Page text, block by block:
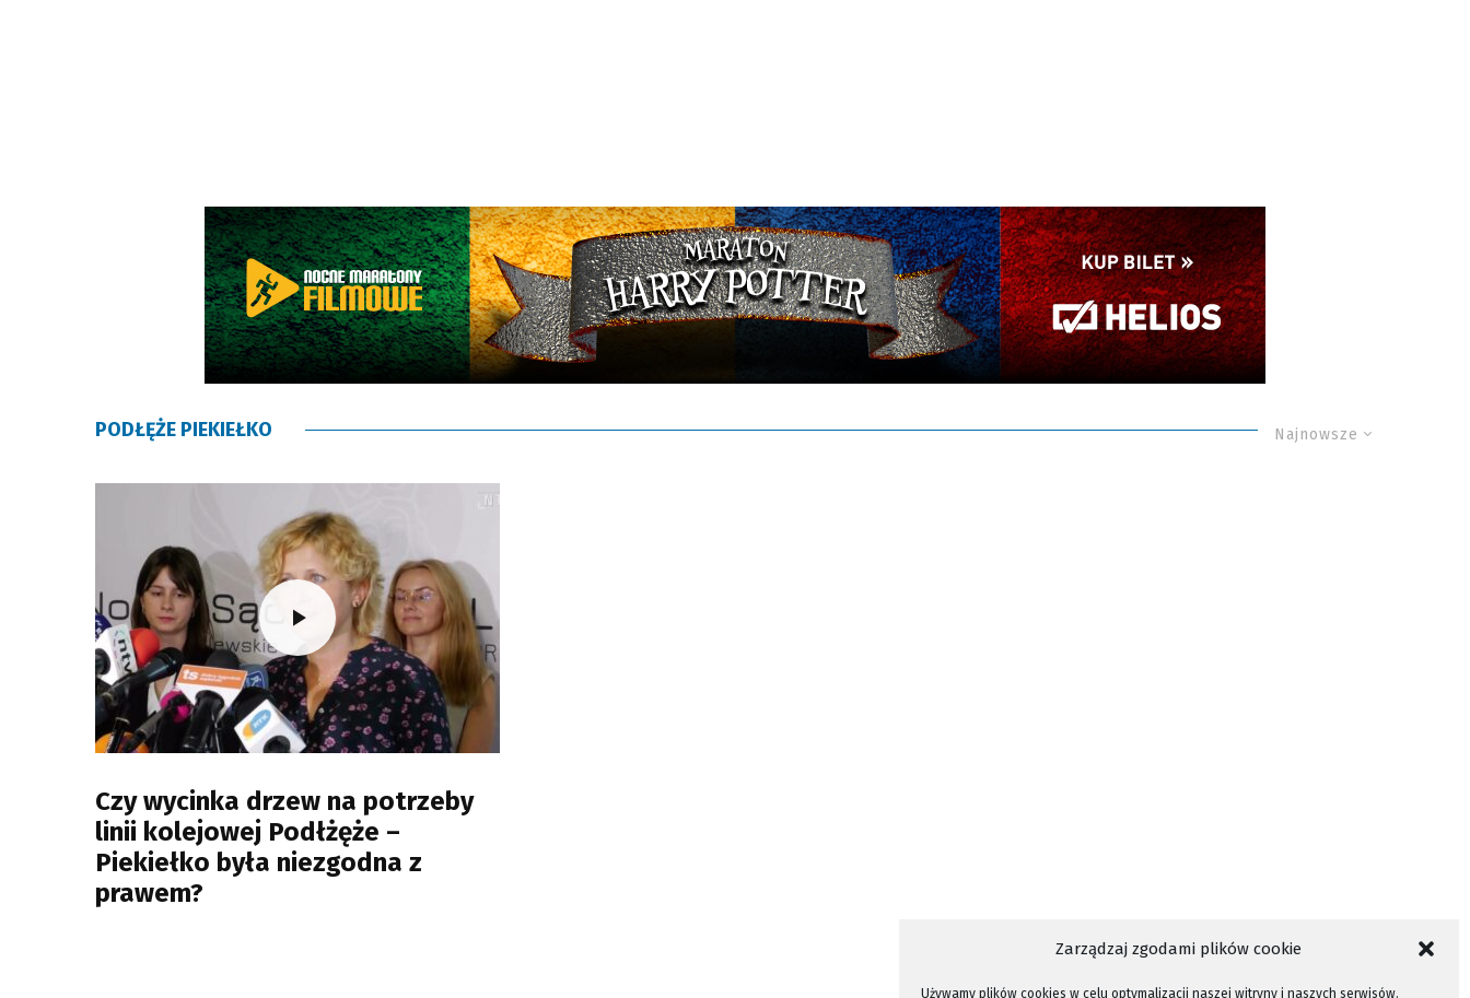
Zarządzaj zgodami plików cookie
Używamy plików cookies w celu optymalizacji naszej witryny i naszych serwisów.
Najnowsze
PODŁĘŻE PIEKIEŁKO
Czy wycinka drzew na potrzeby
linii kolejowej Podłżęże –
Piekiełko była niezgodna z
prawem?